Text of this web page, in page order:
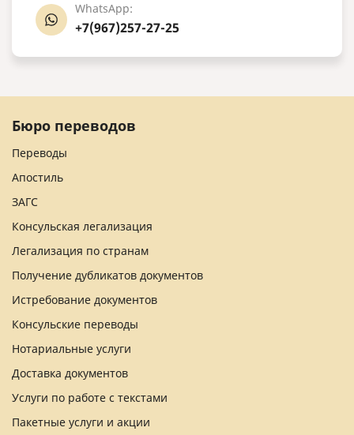
WhatsApp:
+7(967)257-27-25
Бюро переводов
Переводы
Апостиль
ЗАГС
Консульская легализация
Легализация по странам
Получение дубликатов документов
Истребование документов
Консульские переводы
Нотариальные услуги
Доставка документов
Услуги по работе с текстами
Пакетные услуги и акции